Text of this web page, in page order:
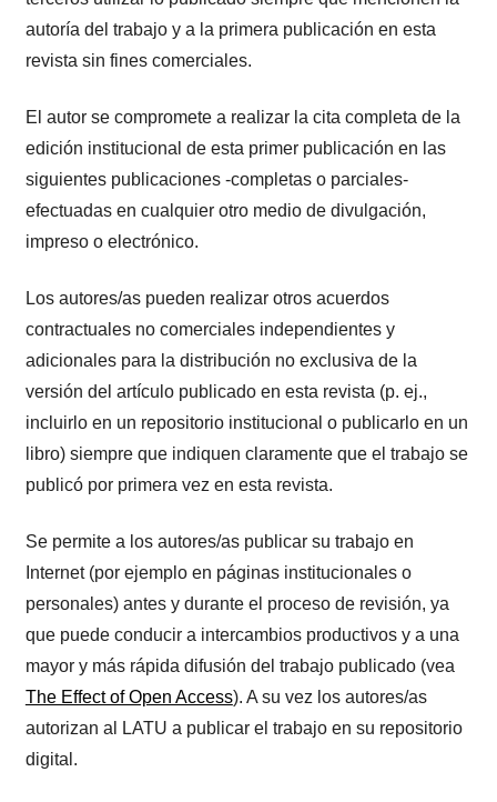
autoría del trabajo y a la primera publicación en esta
revista sin fines comerciales.
El autor se compromete a realizar la cita completa de la
edición institucional de esta primer publicación en las
siguientes publicaciones -completas o parciales-
efectuadas en cualquier otro medio de divulgación,
impreso o electrónico.
Los autores/as pueden realizar otros acuerdos
contractuales no comerciales independientes y
adicionales para la distribución no exclusiva de la
versión del artículo publicado en esta revista (p. ej.,
incluirlo en un repositorio institucional o publicarlo en un
libro) siempre que indiquen claramente que el trabajo se
publicó por primera vez en esta revista.
Se permite a los autores/as publicar su trabajo en
Internet (por ejemplo en páginas institucionales o
personales) antes y durante el proceso de revisión, ya
que puede conducir a intercambios productivos y a una
mayor y más rápida difusión del trabajo publicado (vea
The Effect of Open Access). A su vez los autores/as
autorizan al LATU a publicar el trabajo en su repositorio
digital.